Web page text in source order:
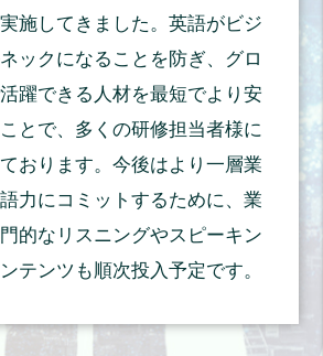
まだ見習いというポジションではあり
に学んだ経済学を活かすかたちで見積
さまは日本企業の、日本語を喋る方と
か？ 岡崎さん：その通りです。た
段階で、英国本社のセールスチームに
らないことも多く、そこでは英語を使
力はど
たのでしょうか？ 岡崎さん：お恥ず
代の前半は駅伝一筋で、あまり勉学に
んでした。そのため、きちんと勉強し
て英語力の点で劣っていたことは否め
た。 --そんな岡崎さんに英語力を身に
施してきました。英語がビジ
ックになることを防ぎ、グロ
躍できる人材を最短でより安
とで、多くの研修担当者様に
おります。今後はより一層業
力にコミットするために、業
的なリスニングやスピーキン
テンツも順次投入予定です。